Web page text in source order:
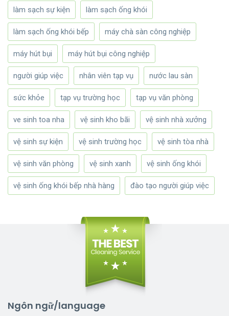
làm sạch sự kiện làm sạch ống khói
làm sạch ống khói bếp máy chà sàn công nghiệp
máy hút bụi máy hút bụi công nghiệp
người giúp việc nhân viên tạp vụ nước lau sàn
sức khỏe tạp vụ trường học tạp vụ văn phòng
ve sinh toa nha vệ sinh kho bãi vệ sinh nhà xưởng
vệ sinh sự kiện vệ sinh trường học vệ sinh tòa nhà
vệ sinh văn phòng vệ sinh xanh vệ sinh ống khói
vệ sinh ống khói bếp nhà hàng đào tạo người giúp việc
Ngôn ngữ/language